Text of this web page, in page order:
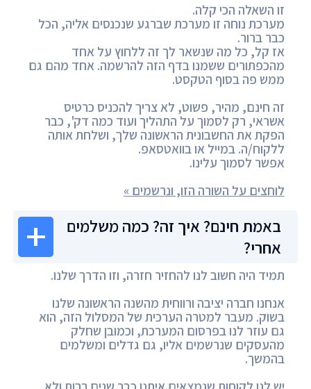
זו השאלה הכי קלה.
מערכת נוחה זו מערכת שברגע שנכנסים אליה, הכל
כבר ברור.
אז קל, כל מה שנשאר לך זה ללחוץ על אחד
מהכפתורים ששמנו בדף הזה להרשמה. אחד מהם גם
ממש פה בסוף הטקסט.
זה חינם, מהיר, פשוט, לא צריך להכניס כרטיס
אשראי, רק לסמוך על התהליך ועוד כמה דק', כבר
הפקת את החשבונית הראשונה שלך, ושלחת אותה
ללקוח/ה. במייל או בוואטסאפ.
אפשר לסמוך עלינו.
לוחצים על השורה הזו, ונרשמים »
באמת חינם? איך זה? כמה משלמים
אחרי?
תמיד היה חשוב לנו להחזיר חזרה, וזו הדרך שלנו.
אנחנו חברה יציבה ורווחית מהשנה הראשונה שלנו
בשוק. מעבר למטרה הערכית של המסלול הזה, הוא
גם עוזר לנו בפרסום המערכת, וכמובן שחלק
מהעסקים שנרשמים אליו, גם גדלים ומשלמים
בהמשך.